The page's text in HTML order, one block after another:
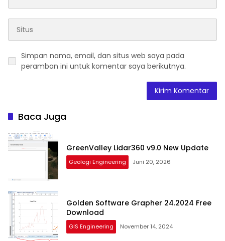
Simpan nama, email, dan situs web saya pada
peramban ini untuk komentar saya berikutnya.
Baca Juga
GreenValley Lidar360 v9.0 New Update
Geologi Engineering Juni 20, 2026
Golden Software Grapher 24.2024 Free
Download
GIS Engineering November 14, 2024